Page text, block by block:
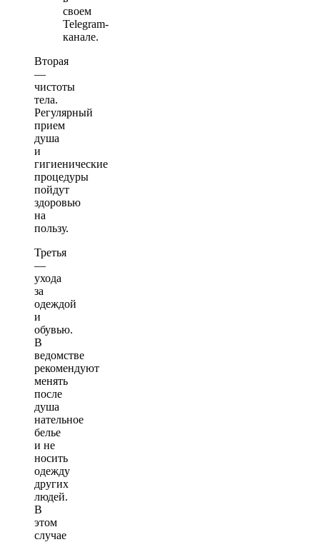
своем
Telegram-
канале.
Вторая
—
чистоты
тела.
Регулярный
прием
душа
и
гигиенические
процедуры
пойдут
здоровью
на
пользу.
Третья
—
ухода
за
одеждой
и
обувью.
В
ведомстве
рекомендуют
менять
после
душа
нательное
белье
и не
носить
одежду
других
людей.
В
этом
случае